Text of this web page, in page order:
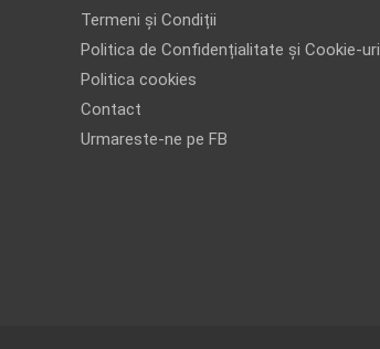
Termeni și Condiții
Politica de Confidențialitate și Cookie-uri
Politica cookies
Contact
Urmareste-ne pe FB